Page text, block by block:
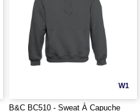
W1
B&C BC510 - Sweat À Capuche